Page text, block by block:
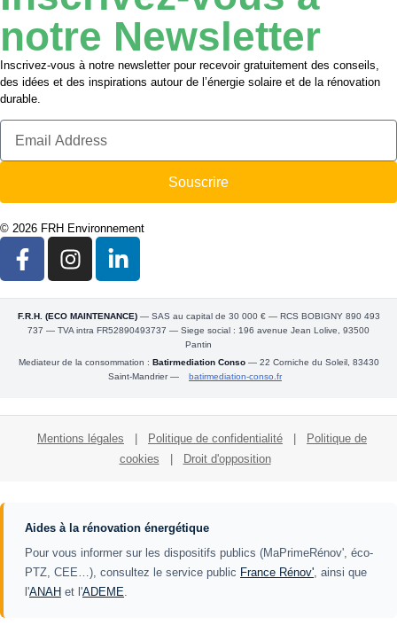
notre Newsletter
Inscrivez-vous à notre newsletter pour recevoir gratuitement des conseils,
des idées et des inspirations autour de l’énergie solaire et de la rénovation
durable.
Souscrire
© 2026 FRH Environnement
F.R.H. (ECO MAINTENANCE)— SAS au capital de 30 000 € — RCS BOBIGNY 890 493
737 — TVA intra FR52890493737 — Siege social : 196 avenue Jean Lolive, 93500
Pantin
Mediateur de la consommation : Batirmediation Conso— 22 Corniche du Soleil, 83430
Saint-Mandrier —
batirmediation-conso.fr
Mentions légales Politique de confidentialité
Politique de
cookies
Droit d'opposition
Aides à la rénovation énergétique
Pour vous informer sur les dispositifs publics (MaPrimeRénov', éco-
PTZ, CEE…), consultez le service public France Rénov', ainsi que
l'ANAH et l'ADEME.